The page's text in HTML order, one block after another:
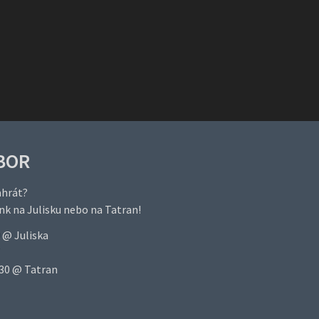
na Julisku nebo na Tatran!
Juliska
@ Tatran